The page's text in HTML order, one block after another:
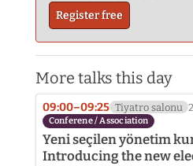
Register free
More talks this day
09:00–09:25 Tiyatro salonu
Conferene / Association
Yeni seçilen yönetim
Introducing the new